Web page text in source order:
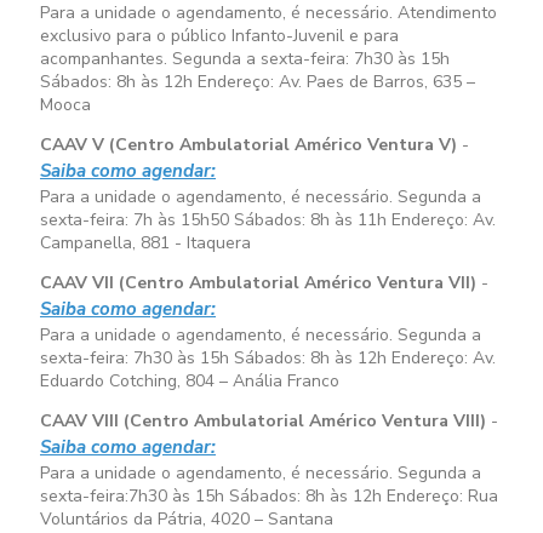
Para a unidade o agendamento, é necessário. Atendimento
exclusivo para o público Infanto-Juvenil e para
acompanhantes. Segunda a sexta-feira: 7h30 às 15h
Sábados: 8h às 12h Endereço: Av. Paes de Barros, 635 –
Mooca
CAAV V (Centro Ambulatorial Américo Ventura V) -
Saiba como agendar:
Para a unidade o agendamento, é necessário. Segunda a
sexta-feira: 7h às 15h50 Sábados: 8h às 11h Endereço: Av.
Campanella, 881 - Itaquera
CAAV VII (Centro Ambulatorial Américo Ventura VII) -
Saiba como agendar:
Para a unidade o agendamento, é necessário. Segunda a
sexta-feira: 7h30 às 15h Sábados: 8h às 12h Endereço: Av.
Eduardo Cotching, 804 – Anália Franco
CAAV VIII (Centro Ambulatorial Américo Ventura VIII) -
Saiba como agendar:
Para a unidade o agendamento, é necessário. Segunda a
sexta-feira:7h30 às 15h Sábados: 8h às 12h Endereço: Rua
Voluntários da Pátria, 4020 – Santana